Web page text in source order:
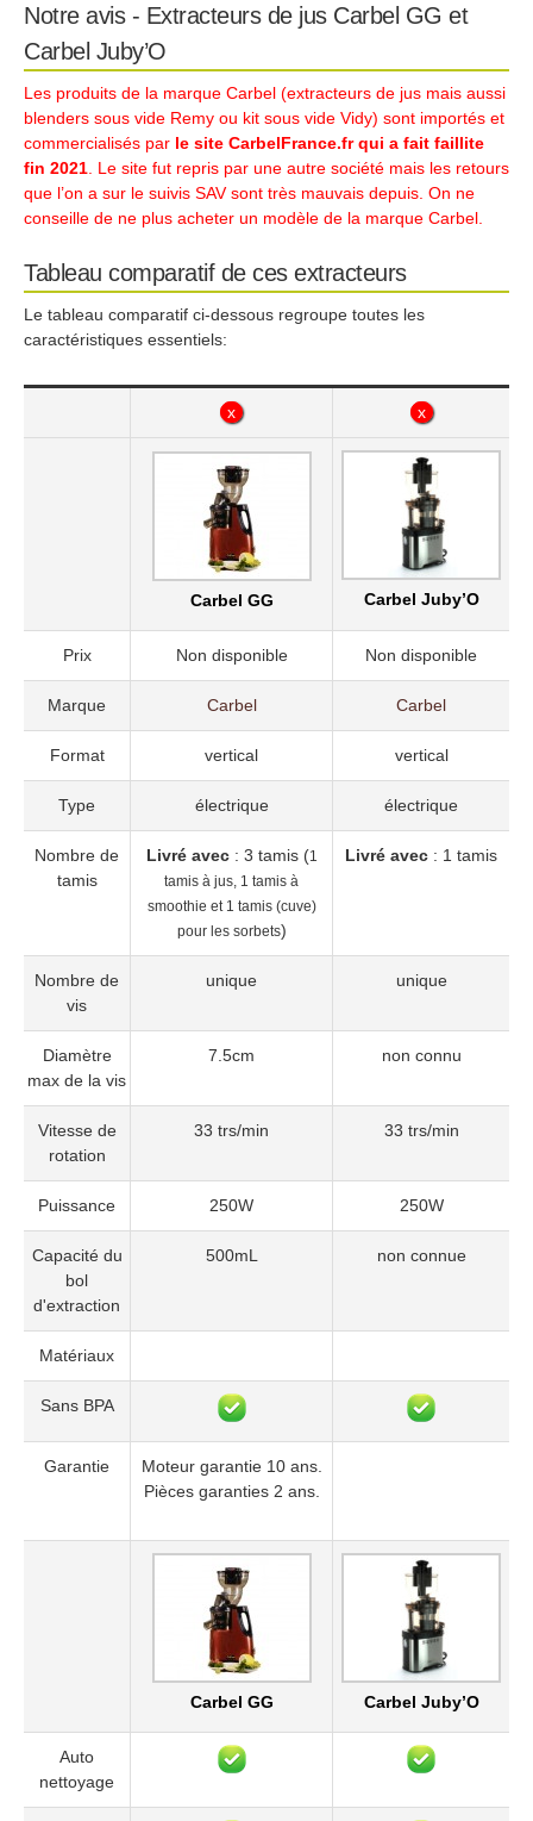
Notre avis - Extracteurs de jus Carbel GG et
Carbel Juby’O
Les produits de la marque Carbel (extracteurs de jus mais aussi
blenders sous vide Remy ou kit sous vide Vidy) sont importés et
commercialisés par le site CarbelFrance.fr qui a fait faillite
fin 2021 . Le site fut repris par une autre société mais les retours
que l’on a sur le suivis SAV sont très mauvais depuis. On ne
conseille de ne plus acheter un modèle de la marque Carbel.
Tableau comparatif de ces extracteurs
Le tableau comparatif ci-dessous regroupe toutes les
caractéristiques essentiels:
x
x
x
x
Carbel GG Carbel Juby’O
Prix Non disponible Non disponible
Marque Carbel Carbel
Format vertical vertical
Type électrique électrique
Nombre de
tamis
Livré avec: 3 tamis (1
tamis à jus, 1 tamis à
smoothie et 1 tamis (cuve)
pour les sorbets)
Livré avec : 1 tamis
Nombre de
vis
unique unique
Diamètre
max de la vis
7.5cm non connu
Vitesse de
rotation
33 trs/min 33 trs/min
Puissance 250W 250W
Capacité du
bol
d'extraction
500mL non connue
Matériaux
Sans BPA
Garantie
Moteur garantie 10 ans.
Pièces garanties 2 ans.
Carbel GG Carbel Juby’O
Auto
nettoyage